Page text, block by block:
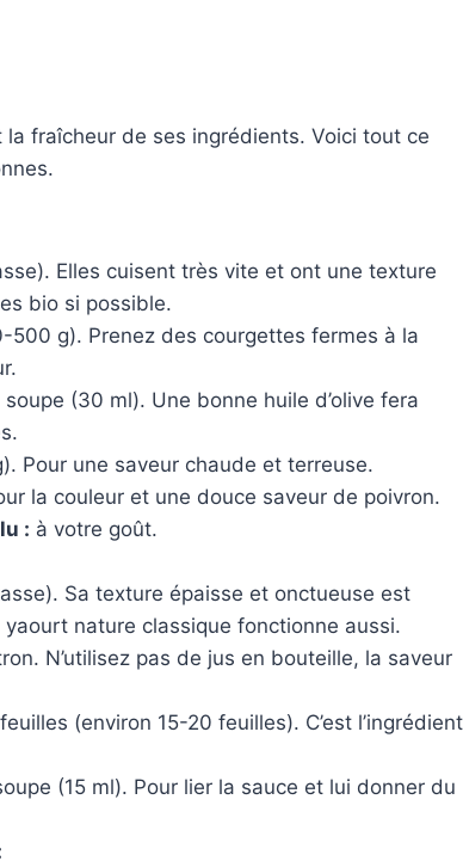
fraîcheur de ses ingrédients. Voici tout ce
Elles cuisent très vite et ont une texture
bio si possible.
500 g). Prenez des courgettes fermes à la
(30 ml). Une bonne huile d’olive fera
Pour une saveur chaude et terreuse.
la couleur et une douce saveur de poivron.
: à votre goût.
Sa texture épaisse et onctueuse est
nature classique fonctionne aussi.
N’utilisez pas de jus en bouteille, la saveur
(environ 15-20 feuilles). C’est l’ingrédient
(15 ml). Pour lier la sauce et lui donner du